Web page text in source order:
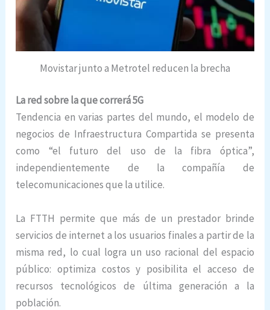
Movistar junto a Metrotel reducen la brecha
La red sobre la que correrá 5G
Tendencia en varias partes del mundo, el modelo de
negocios de Infraestructura Compartida se presenta
como “el futuro del uso de la fibra óptica”,
independientemente de la compañía de
telecomunicaciones que la utilice.
La FTTH permite que más de un prestador brinde
servicios de internet a los usuarios finales a partir de la
misma red, lo cual logra un uso racional del espacio
público: optimiza costos y posibilita el acceso de
recursos tecnológicos de última generación a la
población.